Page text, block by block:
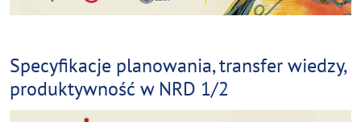
Specyfikacje planowania, transfer wiedzy,
produktywność w NRD 1/2